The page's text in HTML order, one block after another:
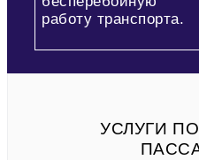
работу транспорта.
УСЛУГИ